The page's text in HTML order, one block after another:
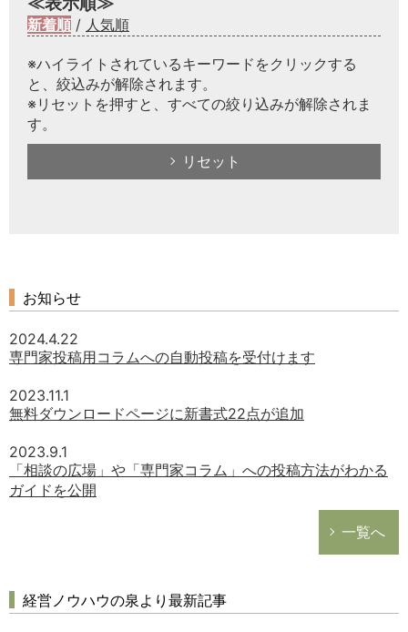
新着順 / 人気順
※ハイライトされているキーワードをクリックする
と、絞込みが解除されます。
※リセットを押すと、すべての絞り込みが解除されま
す。
リセット
お知らせ
2024.4.22
専門家投稿用コラムへの自動投稿を受付けます
2023.11.1
無料ダウンロードページに新書式22点が追加
2023.9.1
「相談の広場」や「専門家コラム」への投稿方法がわかる
ガイドを公開
一覧へ
経営ノウハウの泉より最新記事